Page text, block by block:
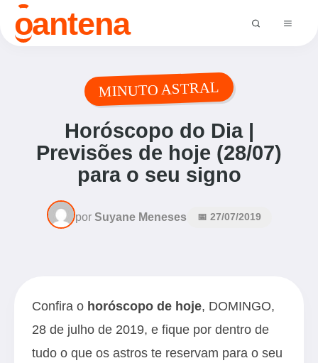
oantena
MINUTO ASTRAL
Horóscopo do Dia |
Previsões de hoje (28/07)
para o seu signo
por Suyane Meneses 📅 27/07/2019
Confira o horóscopo de hoje, DOMINGO,
28 de julho de 2019, e fique por dentro de
tudo o que os astros te reservam para o seu